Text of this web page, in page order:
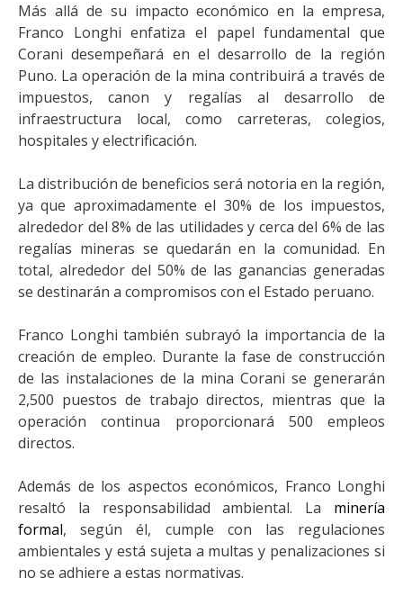
Más allá de su impacto económico en la empresa,
Franco Longhi enfatiza el papel fundamental que
Corani desempeñará en el desarrollo de la región
Puno. La operación de la mina contribuirá a través de
impuestos, canon y regalías al desarrollo de
infraestructura local, como carreteras, colegios,
hospitales y electrificación.
La distribución de beneficios será notoria en la región,
ya que aproximadamente el 30% de los impuestos,
alrededor del 8% de las utilidades y cerca del 6% de las
regalías mineras se quedarán en la comunidad. En
total, alrededor del 50% de las ganancias generadas
se destinarán a compromisos con el Estado peruano.
Franco Longhi también subrayó la importancia de la
creación de empleo. Durante la fase de construcción
de las instalaciones de la mina Corani se generarán
2,500 puestos de trabajo directos, mientras que la
operación continua proporcionará 500 empleos
directos.
Además de los aspectos económicos, Franco Longhi
resaltó la responsabilidad ambiental. La minería
formal, según él, cumple con las regulaciones
ambientales y está sujeta a multas y penalizaciones si
no se adhiere a estas normativas.